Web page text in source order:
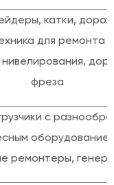
катки,
для ремонта
фреза
с
ремонтеры,